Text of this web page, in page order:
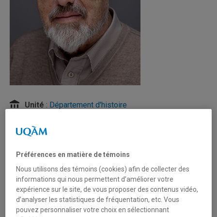
Unité : Département d'histoire
Téléphone
Langues : Français, Anglais, Espagnol
Domaines d'expertise
Préférences en matière de témoins
Nous utilisons des témoins (cookies) afin de collecter des
informations qui nous permettent d’améliorer votre
expérience sur le site, de vous proposer des contenus vidéo,
d’analyser les statistiques de fréquentation, etc. Vous
pouvez personnaliser votre choix en sélectionnant